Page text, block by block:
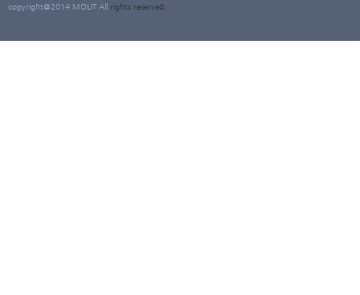
copyright@2014 MOLIT All rights reserved.